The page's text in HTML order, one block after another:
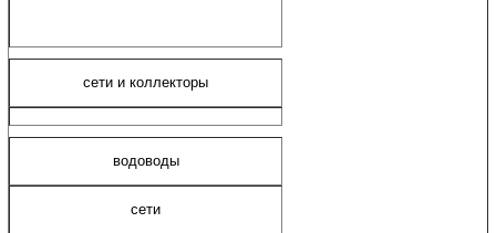
сети и коллекторы
водоводы
сети